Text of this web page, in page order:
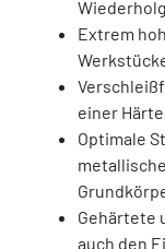
Extrem
einer Härte
Optimale
Gehärtete
auch den